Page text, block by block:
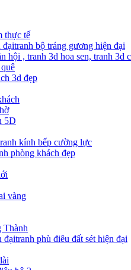
thực tế
tranh bộ tráng gương hiện đại
hội , tranh 3d hoa sen, tranh 3d
3d đẹp
5D
kính bếp cường lực
phòng khách đẹp
vàng
Thành
tranh phù điêu đất sét hiện đại